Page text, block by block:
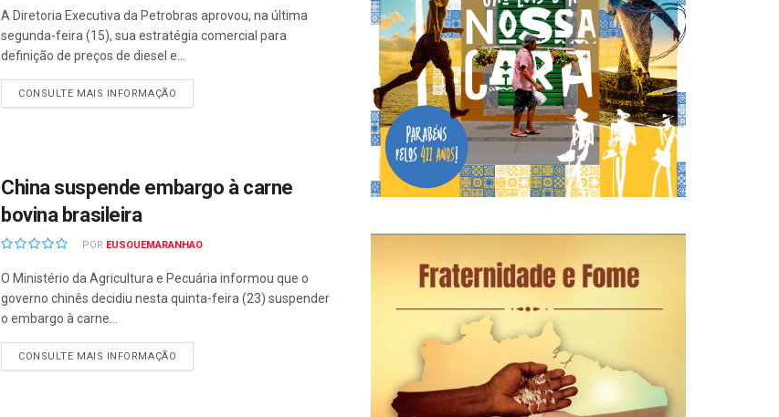
A Diretoria Executiva da Petrobras aprovou, na última
segunda-feira (15), sua estratégia comercial para
definição de preços de diesel e...
CONSULTE MAIS INFORMAÇÃO
China suspende embargo à carne
bovina brasileira
POR EUSOUEMARANHAO
O Ministério da Agricultura e Pecuária informou que o
governo chinês decidiu nesta quinta-feira (23) suspender
o embargo à carne...
CONSULTE MAIS INFORMAÇÃO